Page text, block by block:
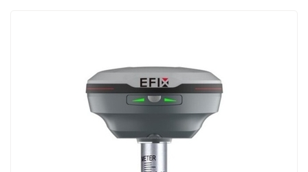
Аэрофотокамеры
Лазерное сканирование
Наземное лазерное сканирование
Мобильное лазерное сканирование